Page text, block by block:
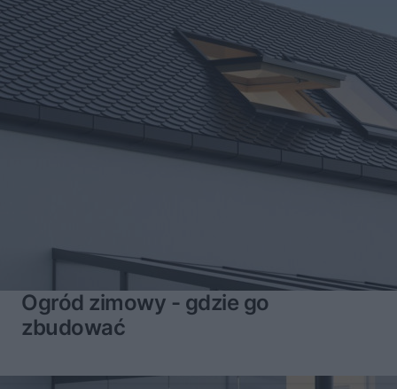
Ogród zimowy - gdzie go
zbudować